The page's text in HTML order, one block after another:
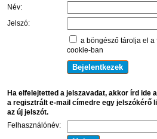
Név:
Jelszó:
a böngésző tárolja el
cookie-ban
Ha elfelejtetted a jelszavadat, akkor írd ide
a regisztrált e-mail címedre egy jelszókérő
az új jelszót.
Felhasználónév: